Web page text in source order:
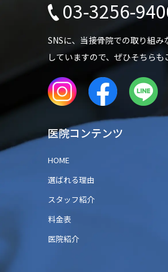
03-3256-
SNSに、当接骨院での取り組み
していますので、 ぜひそちらも
医院コンテンツ
HOME
選ばれる理由
スタッフ紹介
料金表
医院紹介